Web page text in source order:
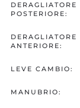
DERAGLIATORE
POSTERIORE:
DERAGLIATORE
ANTERIORE:
LEVE CAMBIO:
MANUBRIO: